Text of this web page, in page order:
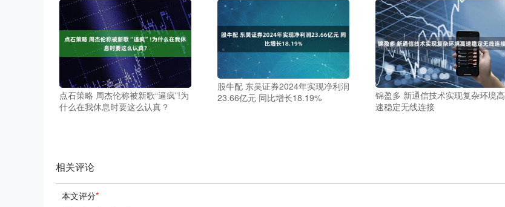
点石策略 周杰伦称被新歌“逼疯”!为
什么在我休息时要这么认真？
股牛配 东吴证券2024年实现净利润
23.66亿元 同比增长18.19%
锦盈多 新通信技术实现复杂环境高
速稳定无线连接
相关评论
本文评分*